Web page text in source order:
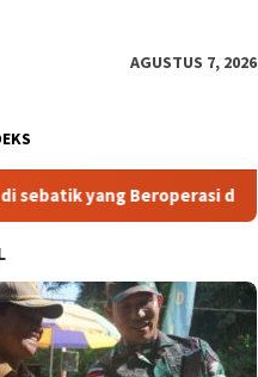
AGUSTUS 7, 2026
di Luar Ketentuan